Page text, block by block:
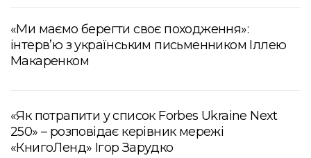
«Ми маємо берегти своє походження»:
інтервʼю з українським письменником Іллею
Макаренком
«Як потрапити у список Forbes Ukraine Next
250» – розповідає керівник мережі
«КнигоЛенд» Ігор Зарудко